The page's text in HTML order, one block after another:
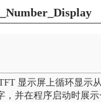
显示屏上循环显示
，并在程序启动时展